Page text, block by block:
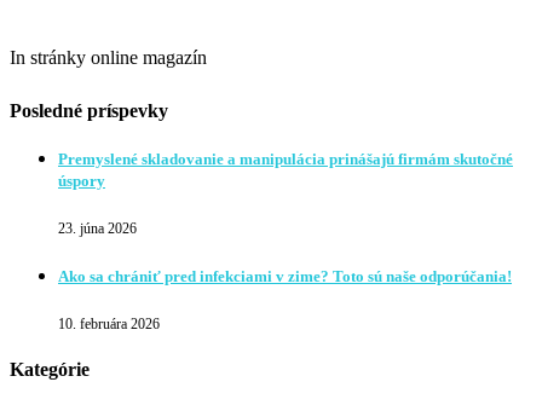
In stránky online magazín
Posledné príspevky
Premyslené skladovanie a manipulácia prinášajú firmám skutočné
úspory
23. júna 2026
Ako sa chrániť pred infekciami v zime? Toto sú naše odporúčania!
10. februára 2026
Kategórie